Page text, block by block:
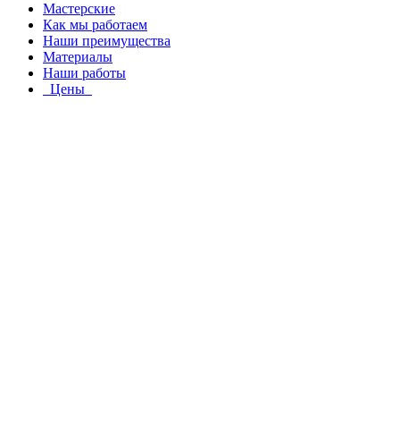
Мастерские
Как мы работаем
Наши преимущества
Материалы
Наши работы
Цены